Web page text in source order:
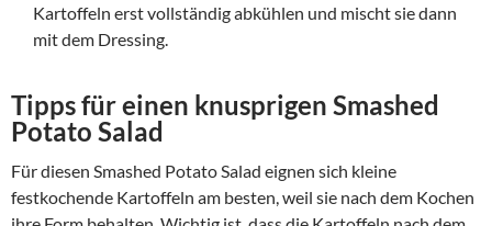
Kartoffeln erst vollständig abkühlen und mischt sie dann
mit dem Dressing.
Tipps für einen knusprigen Smashed
Potato Salad
Für diesen Smashed Potato Salad eignen sich kleine
festkochende Kartoffeln am besten, weil sie nach dem Kochen